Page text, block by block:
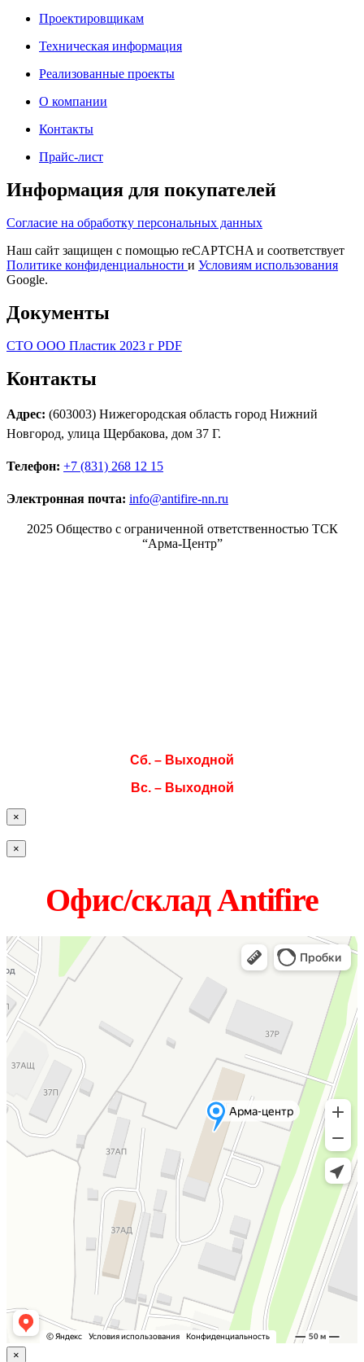
Проектировщикам
Техническая информация
Реализованные проекты
О компании
Контакты
Прайс-лист
Информация для покупателей
Согласие на обработку персональных данных
Наш сайт защищен с помощью reCAPTCHA и соответствует
Политике конфиденциальности и Условиям использования
Google.
Документы
СТО ООО Пластик 2023 г PDF
Контакты
Адрес: (603003) Нижегородская область город Нижний
Новгород, улица Щербакова, дом 37 Г.
Телефон: +7 (831) 268 12 15
Электронная почта: info@antifire-nn.ru
2025 Общество с ограниченной ответственностью ТСК
“Арма-Центр”
Сб. – Выходной
Вс. – Выходной
×
×
Офис/склад Antifire
×